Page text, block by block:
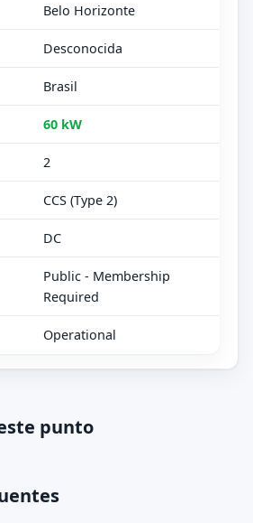
Belo Horizonte
Desconocida
Brasil
60 kW
2
CCS (Type 2)
DC
Public - Membership
Required
Operational
punto